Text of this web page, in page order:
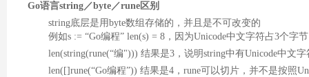
Go语言string／byte／rune区别
string底层是用byte数组存储的，并且是不可改变的
例如s := “Go编程” len(s) = 8，因为Unicode中文字符占3个字节
len(string(rune(“编"))) 结果是3，说明string中有Unicode中文字
len([]rune(“Go编程”)) 结果是4，rune可以切片，并不是按照